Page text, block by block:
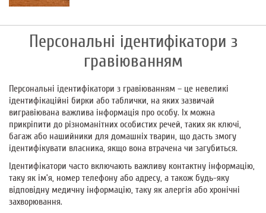
Персональні ідентифікатори з
гравіюванням
Персональні ідентифікатори з гравіюванням – це невеликі
ідентифікаційні бирки або таблички, на яких зазвичай
вигравіювана важлива інформація про особу. Іх можна
прикріпити до різноманітних особистих речей, таких як ключі,
багаж або нашийники для домашніх тварин, що дасть змогу
ідентифікувати власника, якщо вона втрачена чи загубиться.
Ідентифікатори часто включають важливу контактну інформацію,
таку як ім’я, номер телефону або адресу, а також будь-яку
відповідну медичну інформацію, таку як алергія або хронічні
захворювання.